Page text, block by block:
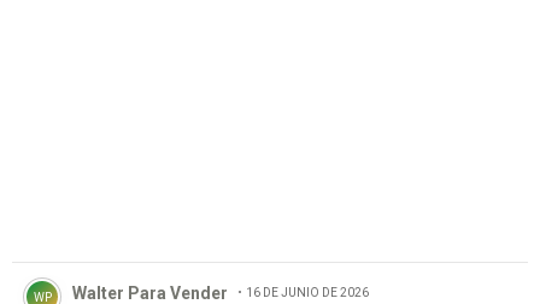
Comentario de Walter Para Vender.
WP Walter Para Vender 16 DE JUNIO DE 2026